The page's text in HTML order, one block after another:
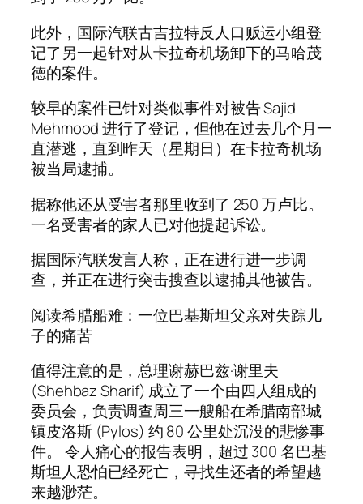
此外，国际汽联古吉拉特反人口贩运小组登
记了另一起针对从卡拉奇机场卸下的马哈茂
德的案件。
较早的案件已针对类似事件对被告 Sajid
Mehmood 进行了登记，但他在过去几个月一
直潜逃，直到昨天（星期日）在卡拉奇机场
被当局逮捕。
据称他还从受害者那里收到了 250 万卢比。
一名受害者的家人已对他提起诉讼。
据国际汽联发言人称，正在进行进一步调
查，并正在进行突击搜查以逮捕其他被告。
阅读希腊船难：一位巴基斯坦父亲对失踪儿
子的痛苦
值得注意的是，总理谢赫巴兹·谢里夫
(Shehbaz Sharif) 成立了一个由四人组成的
委员会，负责调查周三一艘船在希腊南部城
镇皮洛斯 (Pylos) 约 80 公里处沉没的悲惨事
件。 令人痛心的报告表明，超过 300 名巴基
斯坦人恐怕已经死亡，寻找生还者的希望越
来越渺茫。